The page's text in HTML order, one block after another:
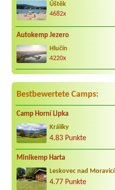
Úštěk
4682x
Autokemp Jezero
Hlučín
4220x
Bestbewertete Camps:
Camp Horní Lipka
Králíky
4.83 Punkte
Minikemp Harta
Leskovec nad Moravicí
4.77 Punkte